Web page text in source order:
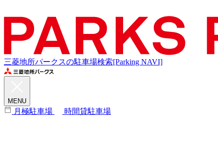
三菱地所パークスの駐車場検索[Parking NAVI]
MENU
月極駐車場 時間貸駐車場